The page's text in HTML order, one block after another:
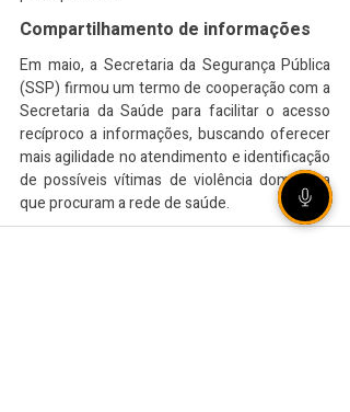
Compartilhamento de informações
Em maio, a Secretaria da Segurança Pública
(SSP) firmou um termo de cooperação com a
Secretaria da Saúde para facilitar o acesso
recíproco a informações, buscando oferecer
mais agilidade no atendimento e identificação
de possíveis vítimas de violência doméstica
que procuram a rede de saúde.